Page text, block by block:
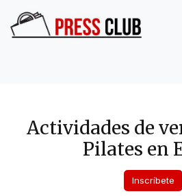
Actividades de
Pilates en
Inscríbete